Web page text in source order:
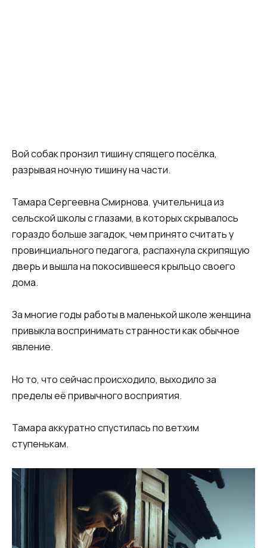
Вой собак пронзил тишину спящего посёлка,
разрывая ночную тишину на части.
Тамара Сергеевна Смирнова, учительница из
сельской школы с глазами, в которых скрывалось
гораздо больше загадок, чем принято считать у
провинциального педагога, распахнула скрипящую
дверь и вышла на покосившееся крыльцо своего
дома.
За многие годы работы в маленькой школе женщина
привыкла воспринимать странности как обычное
явление.
Но то, что сейчас происходило, выходило за
пределы её привычного восприятия.
Тамара аккуратно спустилась по ветхим
ступенькам.